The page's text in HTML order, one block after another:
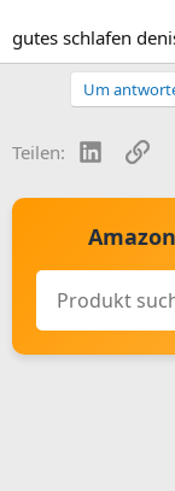
gutes schlafen
Um
Teilen: LinkedInLink